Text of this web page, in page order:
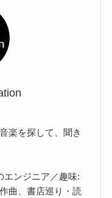
楽を探して、聞き
エンジニア／趣味:
曲、書店巡り・読